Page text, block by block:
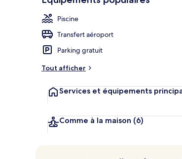
Piscine
Transfert aéroport
Parking gratuit
Tout afficher
Services et équipements
Comme à la maison (6)